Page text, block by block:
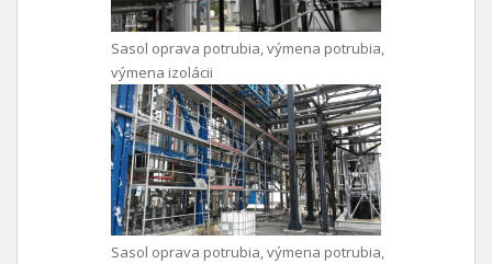
Sasol oprava potrubia, výmena potrubia,
výmena izolácii
Sasol oprava potrubia, výmena potrubia,